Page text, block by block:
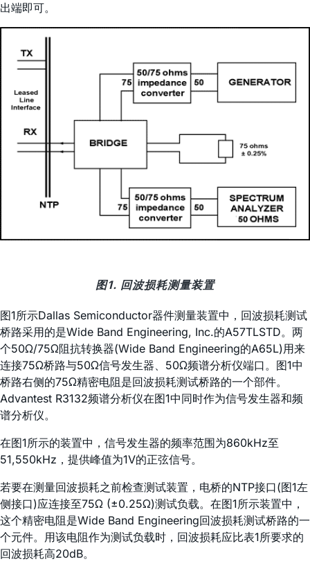
出端即可。
图1. 回波损耗测量装置
图1所示Dallas Semiconductor器件测量装置中，回波损耗测试
桥路采用的是Wide Band Engineering, Inc.的A57TLSTD。两
个50Ω/75Ω阻抗转换器(Wide Band Engineering的A65L)用来
连接75Ω桥路与50Ω信号发生器、50Ω频谱分析仪端口。图1中
桥路右侧的75Ω精密电阻是回波损耗测试桥路的一个部件。
Advantest R3132频谱分析仪在图1中同时作为信号发生器和频
谱分析仪。
在图1所示的装置中，信号发生器的频率范围为860kHz至
51,550kHz，提供峰值为1V的正弦信号。
若要在测量回波损耗之前检查测试装置，电桥的NTP接口(图1左
侧接口)应连接至75Ω (±0.25Ω)测试负载。在图1所示装置中，
这个精密电阻是Wide Band Engineering回波损耗测试桥路的一
个元件。用该电阻作为测试负载时，回波损耗应比表1所要求的
回波损耗高20dB。